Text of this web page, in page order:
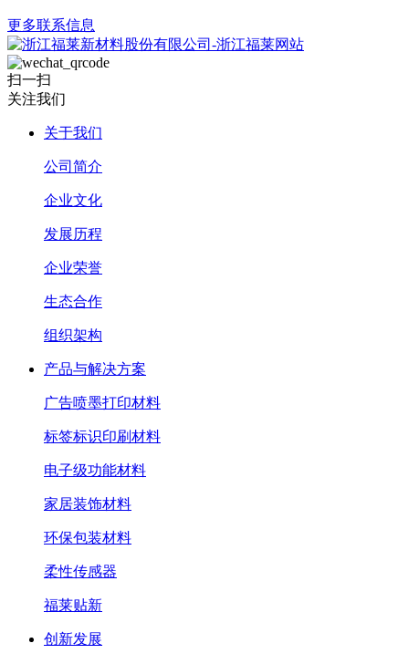
更多联系信息
扫一扫
关注我们
关于我们
公司简介
企业文化
发展历程
企业荣誉
生态合作
组织架构
产品与解决方案
广告喷墨打印材料
标签标识印刷材料
电子级功能材料
家居装饰材料
环保包装材料
柔性传感器
福莱贴新
创新发展